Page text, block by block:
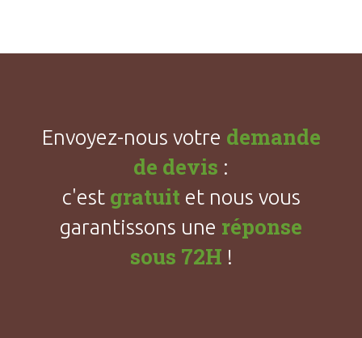
Envoyez-nous votre demande
de devis :
c'est gratuit et nous vous
garantissons une réponse
sous 72H !